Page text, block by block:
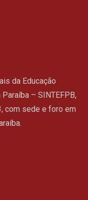
da Educação
– SINTEFPB,
com sede e foro em